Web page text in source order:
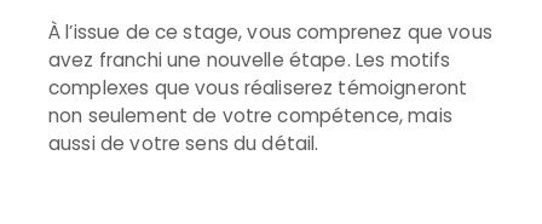
À l’issue de ce stage, vous comprenez que vous
avez franchi une nouvelle étape. Les motifs
complexes que vous réaliserez témoigneront
non seulement de votre compétence, mais
aussi de votre sens du détail.